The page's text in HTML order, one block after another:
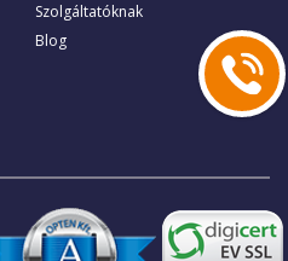
Szolgáltatóknak
Blog